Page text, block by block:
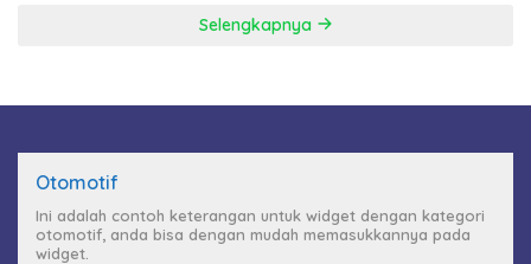
Selengkapnya
Otomotif
Ini adalah contoh keterangan untuk widget dengan kategori
otomotif, anda bisa dengan mudah memasukkannya pada
widget.